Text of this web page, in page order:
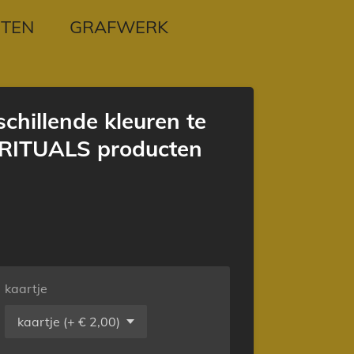
GRAFWERK
kleuren te
producten
kaartje